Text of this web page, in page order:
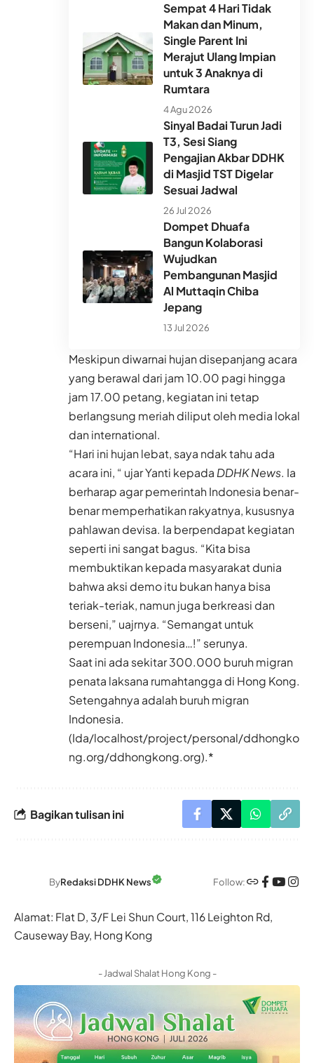
Sempat 4 Hari Tidak
Makan dan Minum,
Single Parent Ini
Merajut Ulang Impian
untuk 3 Anaknya di
Rumtara
4 Agu 2026
Sinyal Badai Turun Jadi
T3, Sesi Siang
Pengajian Akbar DDHK
di Masjid TST Digelar
Sesuai Jadwal
26 Jul 2026
Dompet Dhuafa
Bangun Kolaborasi
Wujudkan
Pembangunan Masjid
Al Muttaqin Chiba
Jepang
13 Jul 2026
Meskipun diwarnai hujan disepanjang acara
yang berawal dari jam 10.00 pagi hingga
jam 17.00 petang, kegiatan ini tetap
berlangsung meriah diliput oleh media lokal
dan international.
“Hari ini hujan lebat, saya ndak tahu ada
acara ini, “ ujar Yanti kepada DDHK News. Ia
berharap agar pemerintah Indonesia benar-
benar memperhatikan rakyatnya, kususnya
pahlawan devisa. Ia berpendapat kegiatan
seperti ini sangat bagus. “Kita bisa
membuktikan kepada masyarakat dunia
bahwa aksi demo itu bukan hanya bisa
teriak-teriak, namun juga berkreasi dan
berseni,” uajrnya. “Semangat untuk
perempuan Indonesia…!” serunya.
Saat ini ada sekitar 300.000 buruh migran
penata laksana rumahtangga di Hong Kong.
Setengahnya adalah buruh migran
Indonesia.
(Ida/localhost/project/personal/ddhongko
ng.org/ddhongkong.org).*
Bagikan tulisan ini
ByRedaksi DDHK News Follow:
Alamat: Flat D, 3/F Lei Shun Court, 116 Leighton Rd,
Causeway Bay, Hong Kong
- Jadwal Shalat Hong Kong -